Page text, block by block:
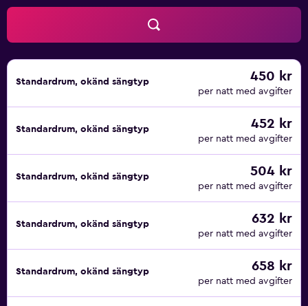
Standardrum, okänd sängtyp 450 kr
per natt med avgifter
Standardrum, okänd sängtyp 452 kr
per natt med avgifter
Standardrum, okänd sängtyp 504 kr
per natt med avgifter
Standardrum, okänd sängtyp 632 kr
per natt med avgifter
Standardrum, okänd sängtyp 658 kr
per natt med avgifter